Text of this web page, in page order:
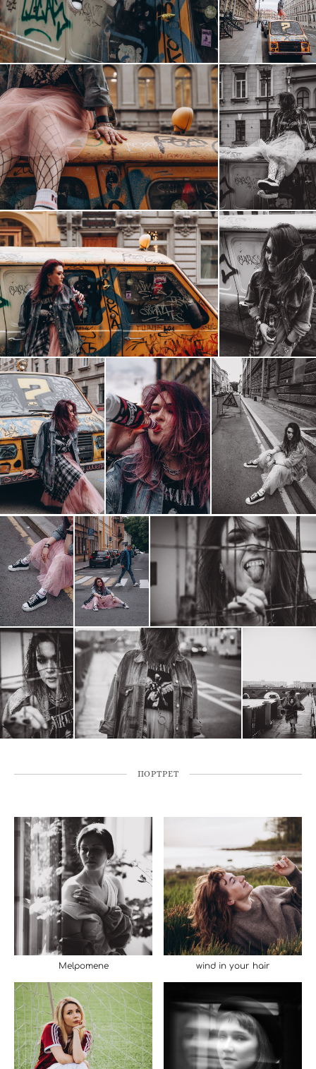
ПОРТРЕТ
Melpomene wind in your hair